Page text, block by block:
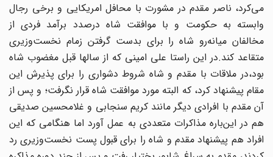
می‌‌کرد، ناصر مقدم در مشورت با محافل امریکایی و برخی رجال
وابسته به حکومت و با موافقت شاه درصدد برآمد فردی از
مخالفان میانه‌رو شاه را برای بدست گرفتن زمام نخست‌وزیری
متقاعد کند.در این راستا علی امینی که از سالها قبل مغضوب شاه
بود،‌در ملاقات با مقدم و شاه شروط دشواری را برای پذیرش این
مقام پیشنهاد کرد، که البته مورد موافقت شاه قرار نگرفت؛ و پس از
آن مقدم با افرادی دیگر مانند کریم سنجابی و غلامحسین صدیقی
هم در این‌باره مذاکرات متعددی به عمل آورد اما هنگامی که این
افراد هم پیشنهاد مقدم و شاه را برای قبول پست نخست‌وزیری رد